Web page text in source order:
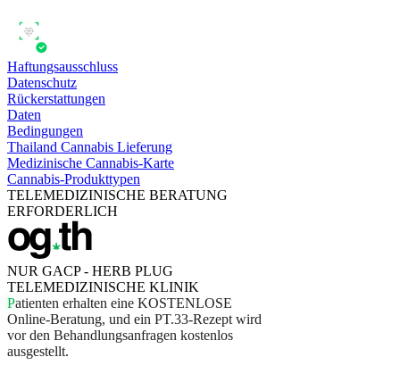
Haftungsausschluss
Datenschutz
Rückerstattungen
Daten
Bedingungen
Thailand Cannabis Lieferung
Medizinische Cannabis-Karte
Cannabis-Produkttypen
TELEMEDIZINISCHE BERATUNG
ERFORDERLICH
NUR GACP - HERB PLUG
TELEMEDIZINISCHE KLINIK
Patienten erhalten eine KOSTENLOSE
Online-Beratung, und ein PT.33-Rezept wird
vor den Behandlungsanfragen kostenlos
ausgestellt.